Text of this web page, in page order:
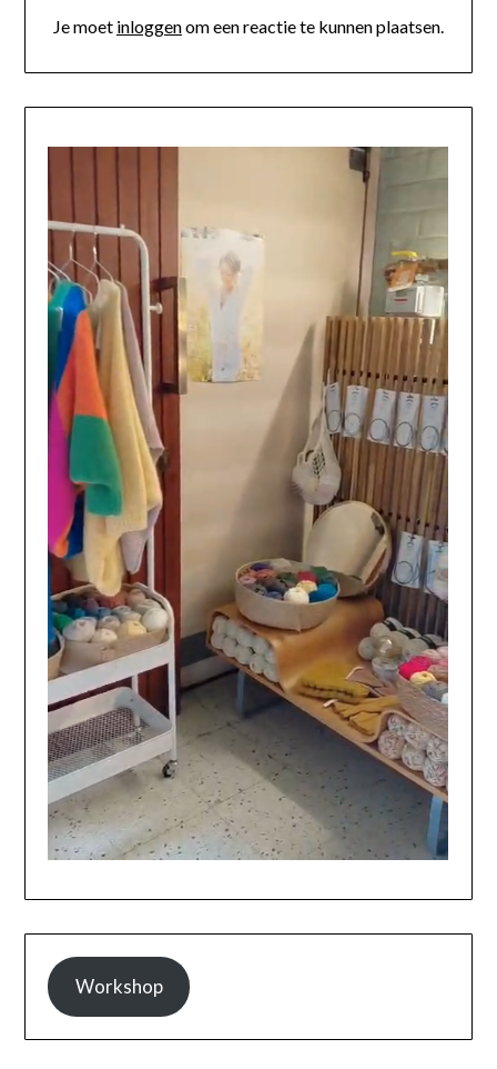
Je moet inloggenom een reactie te kunnen plaatsen.
Workshop